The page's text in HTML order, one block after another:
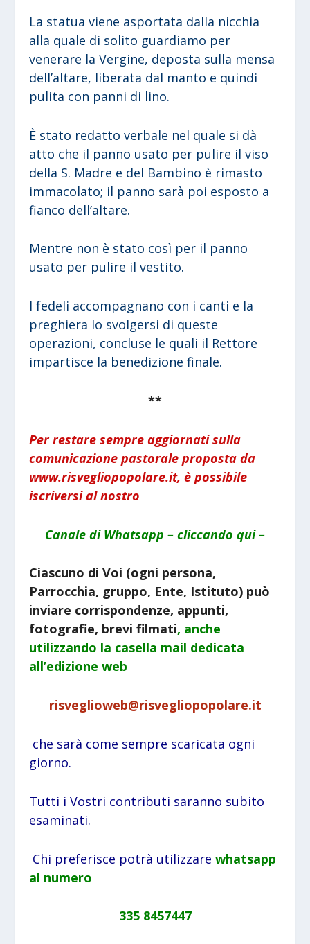
La statua viene asportata dalla nicchia
alla quale di solito guardiamo per
venerare la Vergine, deposta sulla mensa
dell’altare, liberata dal manto e quindi
pulita con panni di lino.
È stato redatto verbale nel quale si dà
atto che il panno usato per pulire il viso
della S. Madre e del Bambino è rimasto
immacolato; il panno sarà poi esposto a
fianco dell’altare.
Mentre non è stato così per il panno
usato per pulire il vestito.
I fedeli accompagnano con i canti e la
preghiera lo svolgersi di queste
operazioni, concluse le quali il Rettore
impartisce la benedizione finale.
**
Per restare sempre aggiornati sulla
comunicazione pastorale proposta da
www.risvegliopopolare.it, è possibile
iscriversi al nostro
Canale di Whatsapp – cliccando qui –
Ciascuno di Voi (ogni persona,
Parrocchia, gruppo, Ente, Istituto) può
inviare corrispondenze, appunti,
fotografie, brevi filmati, anche
utilizzando la casella mail dedicata
all’edizione web
risveglioweb@risvegliopopolare.it
che sarà come sempre scaricata ogni
giorno.
Tutti i Vostri contributi saranno subito
esaminati.
Chi preferisce potrà utilizzare whatsapp
al numero
335 8457447